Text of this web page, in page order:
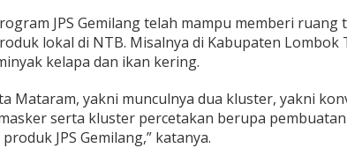
JPS Gemilang telah mampu memberi ruang
lokal di NTB. Misalnya di Kabupaten Lombok
kelapa dan ikan kering.
Mataram, yakni munculnya dua kluster, yakni
serta kluster percetakan berupa
JPS Gemilang,” katanya.